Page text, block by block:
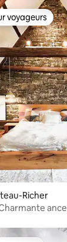
parmi
voyageurs
Richer
Charmante